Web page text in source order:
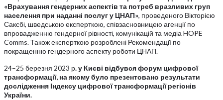
«Врахування гендерних аспектів та потреб вразливих груп
населення при наданні послуг у ЦНАП», проведеного Вікторією
Саксбі, шведською експерткою, співзасновницею агенції по
впровадженню гендерної рівності, комунікацій та медіа HOPE
Comms. Також експерткою розроблені Рекомендації по
покращенню гендерного аспекту роботи ЦНАП.
24–25 березня 2023 р.у Києві відбувся форум цифрової
трансформації, на якому було презентовано результати
дослідження Індексу цифрової трансформації регіонів
України.